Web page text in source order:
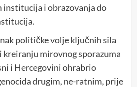
institucija i obrazovanja do
političke volje ključnih sila
kreiranju mirovnog sporazuma
i Hercegovini ohrabrio
drugim, ne-ratnim, prije